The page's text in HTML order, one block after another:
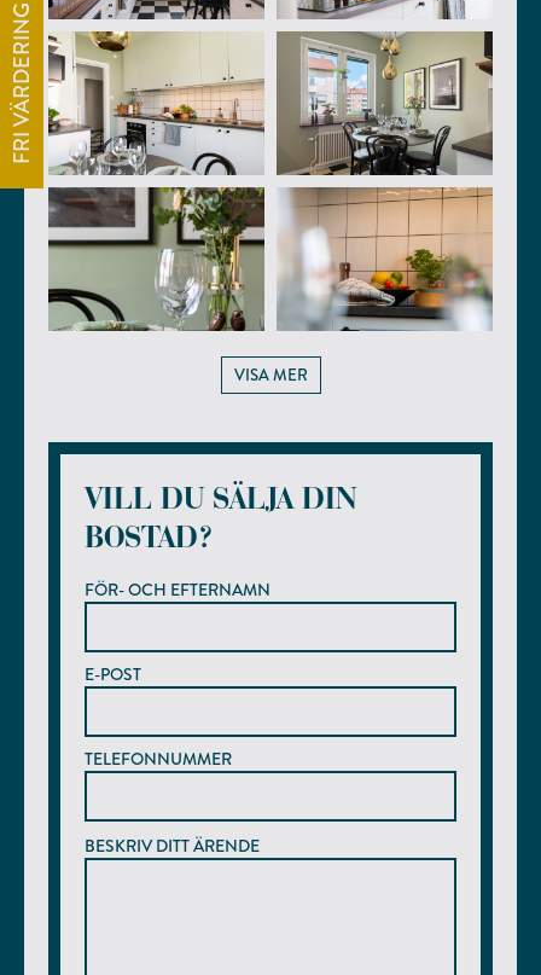
VISA MER
VILL DU SÄLJA DIN
BOSTAD?
FÖR- OCH EFTERNAMN
E-POST
TELEFONNUMMER
BESKRIV DITT ÄRENDE
FRI VÄRDERING